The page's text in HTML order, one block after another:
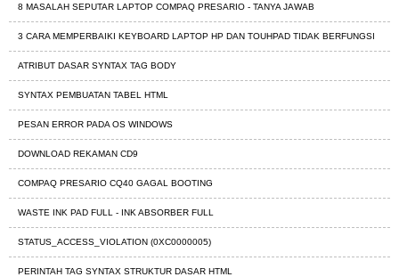
8 MASALAH SEPUTAR LAPTOP COMPAQ PRESARIO - TANYA JAWAB
3 CARA MEMPERBAIKI KEYBOARD LAPTOP HP DAN TOUHPAD TIDAK BERFUNGSI
ATRIBUT DASAR SYNTAX TAG BODY
SYNTAX PEMBUATAN TABEL HTML
PESAN ERROR PADA OS WINDOWS
DOWNLOAD REKAMAN CD9
COMPAQ PRESARIO CQ40 GAGAL BOOTING
WASTE INK PAD FULL - INK ABSORBER FULL
STATUS_ACCESS_VIOLATION (0XC0000005)
PERINTAH TAG SYNTAX STRUKTUR DASAR HTML